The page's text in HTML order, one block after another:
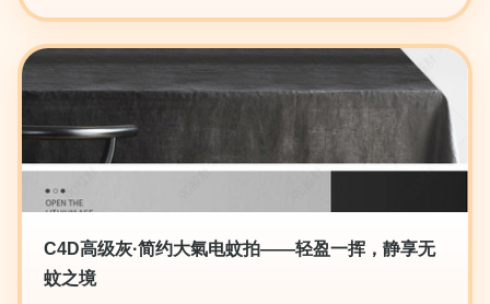
C4D高级灰·简约大氣电蚊拍——轻盈一挥，静享无
蚊之境